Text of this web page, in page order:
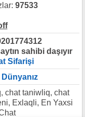
97533
sahibi daşıyır
Sifarişi
chat taniwliq, chat
Exlaqli, En Yaxsi